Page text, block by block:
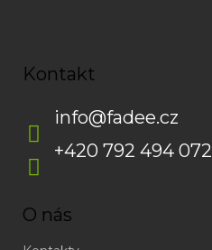
Kontakt
info@fadee.cz
+420 792 494 072
O nás